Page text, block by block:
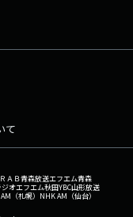
て
ＲＡＢ青森放送エフエム青森
ジオエフエム秋田YBC山形放送
（札幌） NHK AM（仙台）